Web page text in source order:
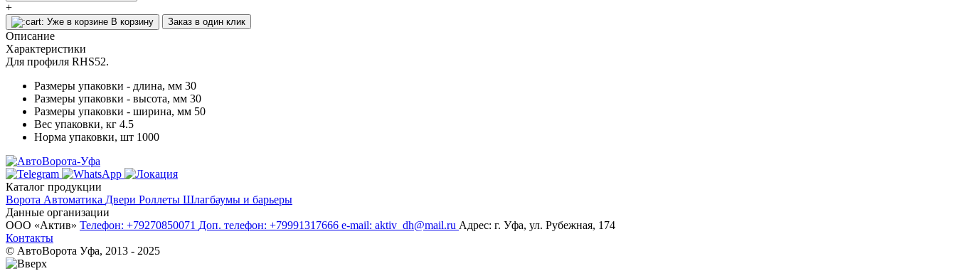
+
Уже в корзине В корзину Заказ в один клик
Описание
Характеристики
Для профиля RHS52.
Размеры упаковки - длина, мм 30
Размеры упаковки - высота, мм 30
Размеры упаковки - ширина, мм 50
Вес упаковки, кг 4.5
Норма упаковки, шт 1000
Каталог продукции
Ворота Автоматика Двери Роллеты Шлагбаумы и барьеры
Данные организации
ООО «‎Актив»‎ Телефон: +79270850071 Доп. телефон: +79991317666 e-mail: aktiv_dh@mail.ru Адрес: г. Уфа, ул. Рубежная, 174
Контакты
© АвтоВорота Уфа, 2013 - 2025